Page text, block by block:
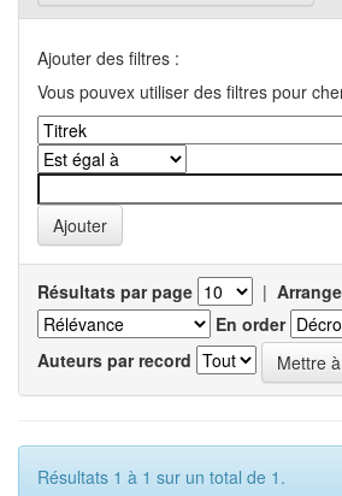
Ajouter des filtres :
Vous pouvex utiliser des filtres pour
Résultats par page |
En order
Auteurs par record
Résultats 1 à 1 sur un total de 1.